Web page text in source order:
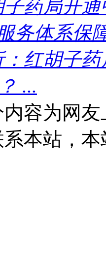
药局开通
务体系保
红胡子
...
容为网
本站，